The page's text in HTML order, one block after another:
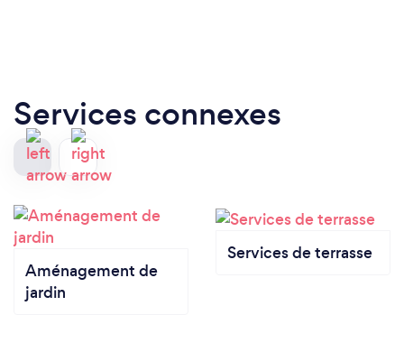
Services connexes
Aménagement de
jardin
Services de terrasse